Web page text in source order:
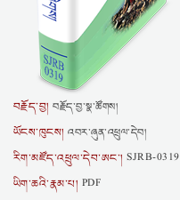
བརྗོད་བྱ། བརྗོད་བྱ་སྣ་ཚོགས།
ཡོངས་ཁུངས། འབར་ཞུན་འཕྲུལ་དེབ།
རིག་མཛོད་འཕྲུལ་དེབ་ཨང་། SJRB-0319
ཡིག་ཆའི་རྣམ་པ། PDF